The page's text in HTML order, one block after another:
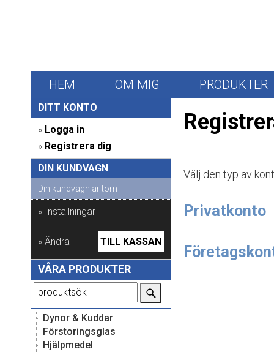
HEM OM MIG PRODUKTER
DITT KONTO
» Logga in
» Registrera dig
DIN KUNDVAGN
Din kundvagn är tom
» Inställningar
» Ändra TILL KASSAN
VÅRA PRODUKTER
Dynor & Kuddar
Förstoringsglas
Hjälpmedel
Välj den typ av
Privatkonto